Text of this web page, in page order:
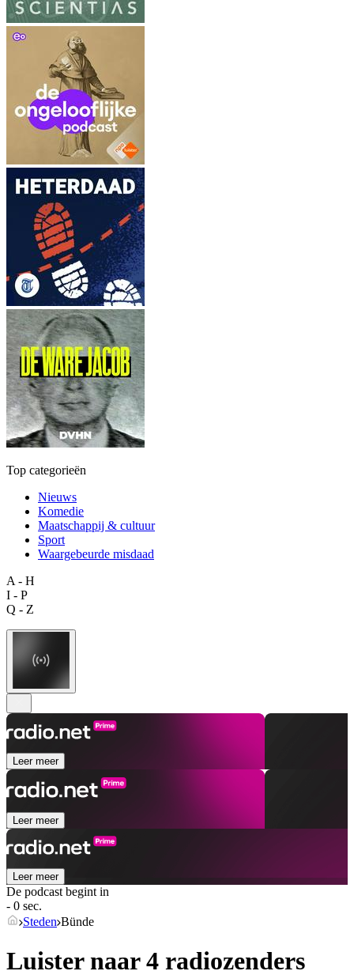
Top categorieën
Nieuws
Komedie
Maatschappij & cultuur
Sport
Waargebeurde misdaad
A - H
I - P
Q - Z
Leer meer
Leer meer
Leer meer
De podcast begint in
- 0 sec.
Steden Bünde
Luister naar 4 radiozenders